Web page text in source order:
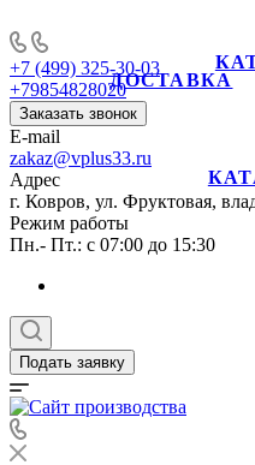
ДОСТАВКА
+7 (499) 325-30-03
+79854828020
Заказать звонок
E-mail
zakaz@vplus33.ru
Адрес
г. Ковров, ул. Фруктовая,
Режим работы
Пн.- Пт.: с 07:00 до 15:30
Подать заявку